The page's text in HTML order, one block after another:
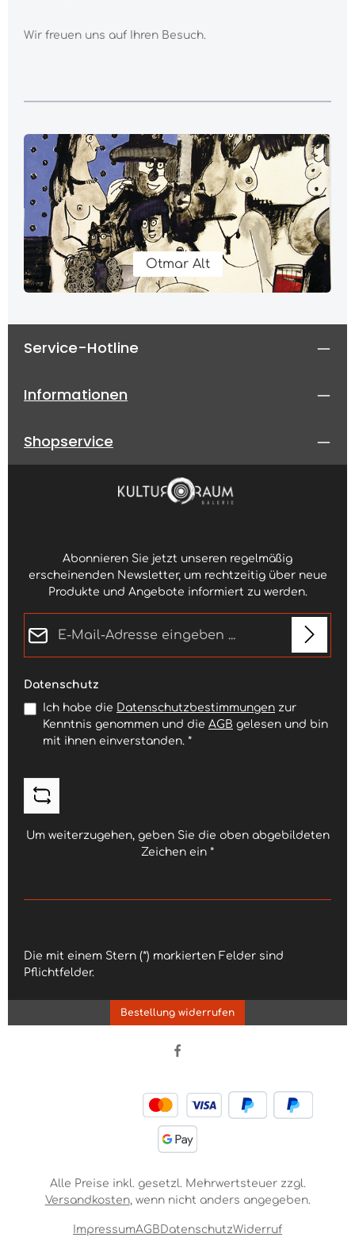
Wir freuen uns auf Ihren Besuch.
Kategoriegalerie überspringen
Otmar Alt
Service-Hotline
Informationen
Shopservice
Abonnieren Sie jetzt unseren regelmäßig
erscheinenden Newsletter, um rechtzeitig über neue
Produkte und Angebote informiert zu werden.
Datenschutz
Ich habe die
Datenschutzbestimmungen zur
Kenntnis genommen und die AGB gelesen und bin
mit ihnen einverstanden. *
Um weiterzugehen, geben Sie die oben abgebildeten
Zeichen ein *
Die mit einem Stern (*) markierten Felder sind
Pflichtfelder.
Bestellung widerrufen
Alle Preise inkl. gesetzl. Mehrwertsteuer zzgl.
Versandkosten, wenn nicht anders angegeben.
ImpressumAGB DatenschutzWiderruf